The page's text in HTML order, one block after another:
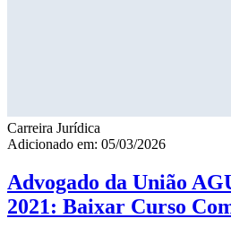
Carreira Jurídica
Adicionado em: 05/03/2026
Advogado da União
2021: Baixar Curso